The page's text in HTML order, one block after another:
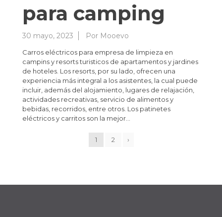
para camping
30 mayo, 2023 Por Mooevo
Carros eléctricos para empresa de limpieza en
campins y resorts turisticos de apartamentos y jardines
de hoteles. Los resorts, por su lado, ofrecen una
experiencia más integral a los asistentes, la cual puede
incluir, además del alojamiento, lugares de relajación,
actividades recreativas, servicio de alimentos y
bebidas, recorridos, entre otros. Los patinetes
eléctricos y carritos son la mejor…
1 2 ›